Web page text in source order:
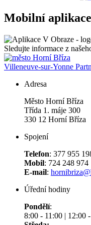
Mobilní aplikace
Sledujte informace z
Villeneuve-sur-Yonne
Adresa
Město Horní Bříza
Třída 1. máje 300
330 12 Horní Bříza
Spojení
Telefon: 377 955
Mobil: 724 248 974
E-mail:
Úřední hodiny
Pondělí:
8:00 - 11:00 | 12:00